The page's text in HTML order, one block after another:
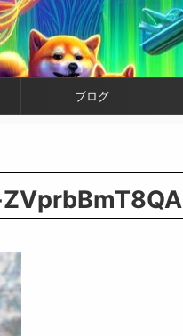
ブログ